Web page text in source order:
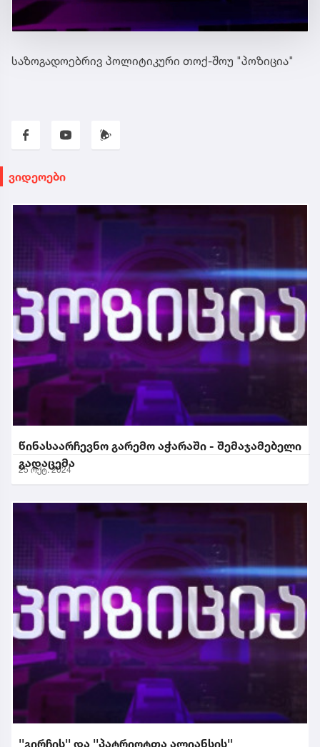
საზოგადოებრივ პოლიტიკური თოქ-შოუ "პოზიცია"
ვიდეოები
წინასაარჩევნო გარემო აჭარაში - შემაჯამებელი
გადაცემა
25 ოქტ. 2024
''გირჩის'' და ''პატრიოტთა ალიანსის''